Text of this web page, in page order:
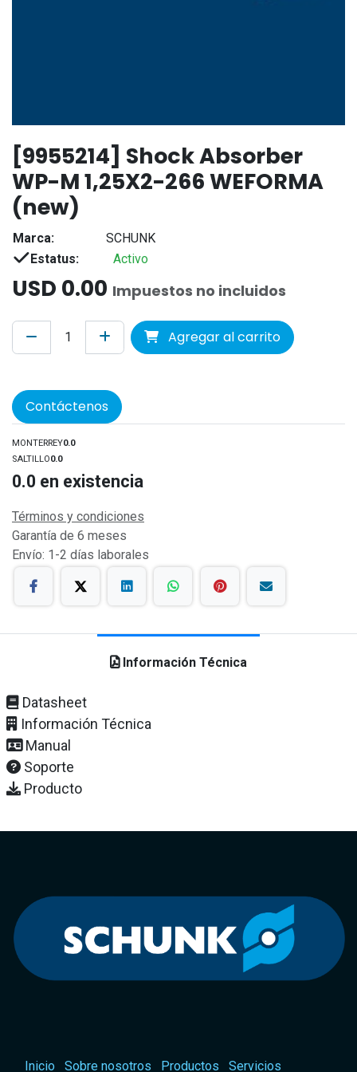
[9955214] Shock Absorber
WP-M 1,25X2-266 WEFORMA
(new)
Marca:
SCHUNK
Estatus:
Activo
USD 0.00 Impuestos no incluidos
Agregar al carrito
Contáctenos
MONTERREY0.0
SALTILLO0.0
0.0 en existencia
Términos y condiciones
Garantía de 6 meses
Envío: 1-2 días laborales
Información Técnica
Datasheet
Información Técnica
Manual
Soporte
Producto
Inicio Sobre nosotros Productos Servicios